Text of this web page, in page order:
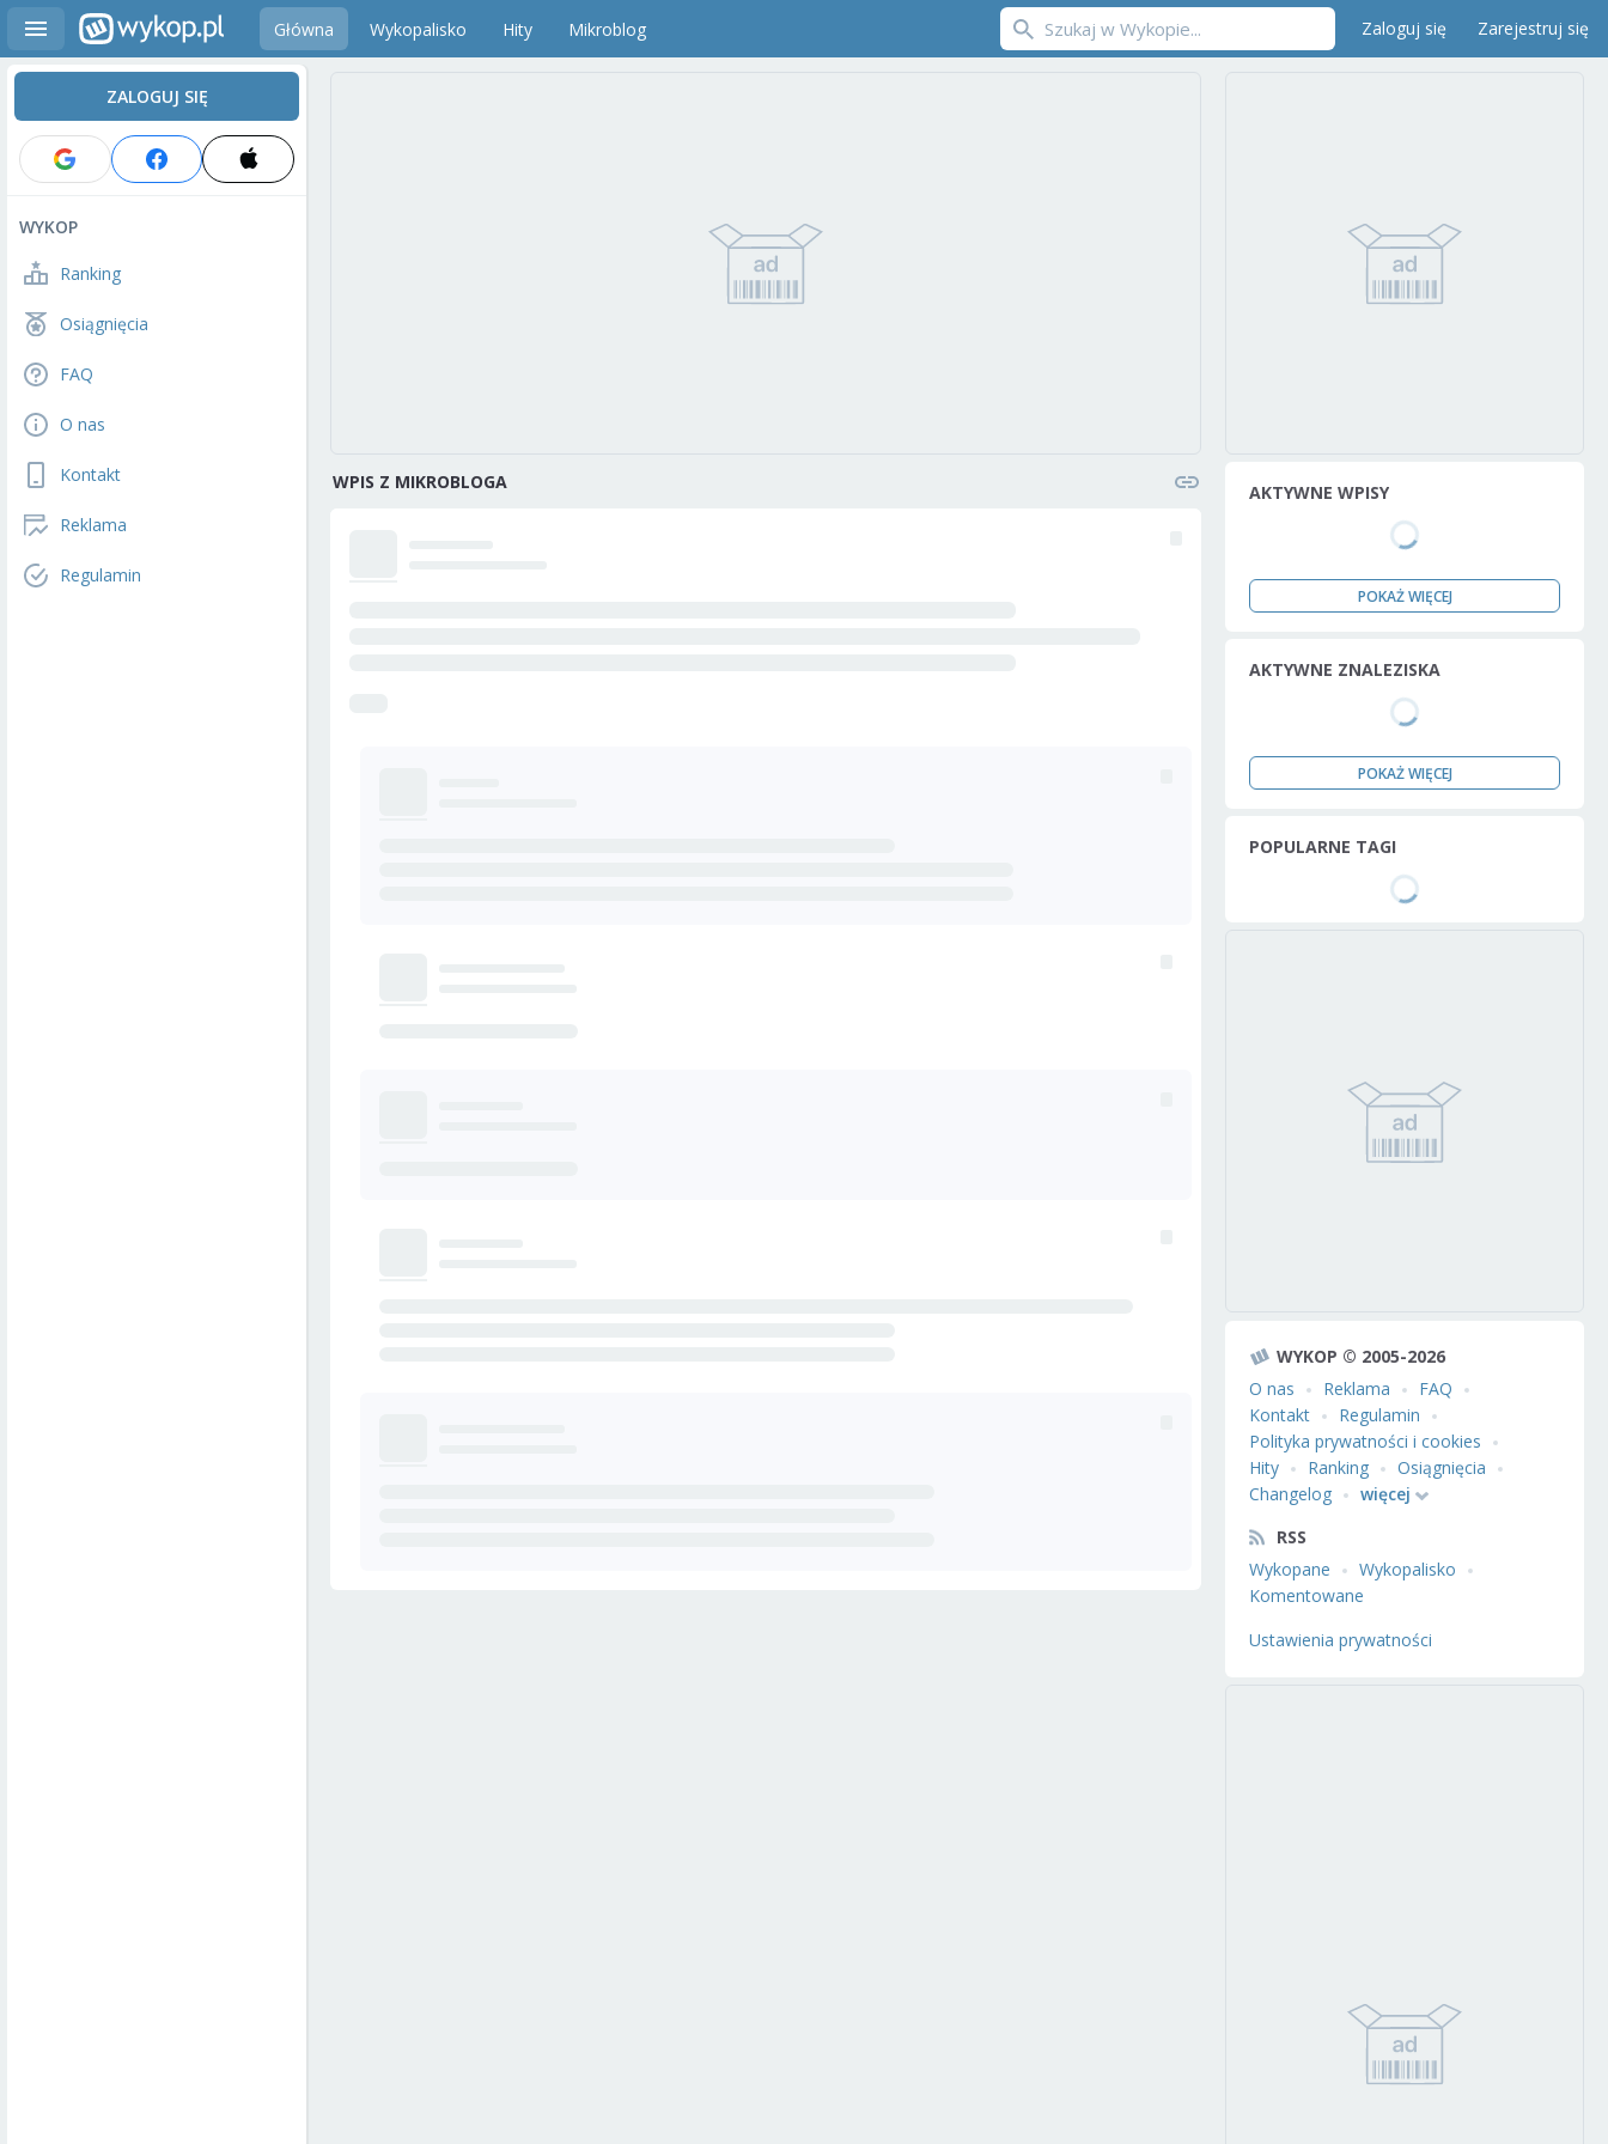
Główna Wykopalisko Hity Mikroblog Zaloguj się Zarejestruj się
ZALOGUJ SIĘ
WYKOP
Ranking
Osiągnięcia
FAQ
O nas
Kontakt
Reklama
Regulamin
WPIS Z MIKROBLOGA AKTYWNE WPISY
POKAŻ WIĘCEJ
AKTYWNE ZNALEZISKA
POKAŻ WIĘCEJ
POPULARNE TAGI
WYKOP © 2005-2026
O nas
Reklama
FAQ
Kontakt
Regulamin
Polityka prywatności i cookies
Hity
Ranking
Osiągnięcia
Changelog
więcej
RSS
Wykopane
Wykopalisko
Komentowane
Ustawienia prywatności